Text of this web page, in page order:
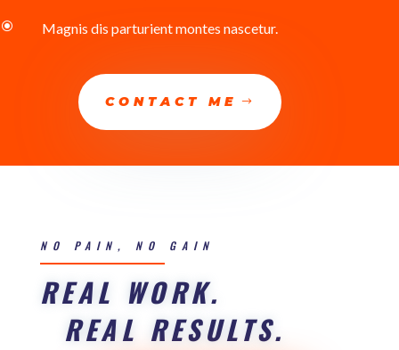
\ Magnis dis parturient montes nascetur.
CONTACT ME
NO PAIN, NO GAIN
REAL WORK.
REAL RESULTS.